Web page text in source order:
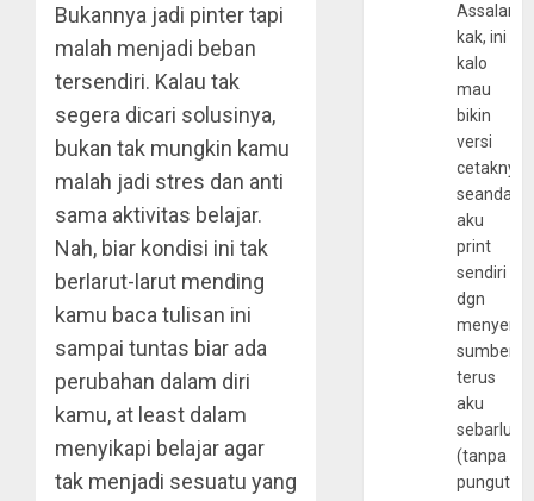
Bukannya jadi pinter tapi
malah menjadi beban
tersendiri. Kalau tak
segera dicari solusinya,
bukan tak mungkin kamu
malah jadi stres dan anti
sama aktivitas belajar.
Nah, biar kondisi ini tak
berlarut-larut mending
kamu baca tulisan ini
sampai tuntas biar ada
perubahan dalam diri
kamu, at least dalam
menyikapi belajar agar
tak menjadi sesuatu yang
kak, ini
kalo
mau
bikin
versi
cetaknya
aku
print
sendiri
dgn
sumber
terus
aku
(tanpa